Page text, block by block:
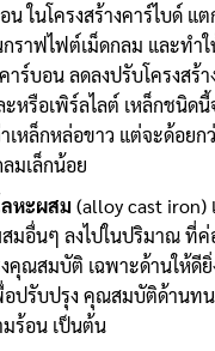
น ในโครงสร้างคาร์ไบด์ แ
ราฟไฟต์เม็ดกลม และทำ
ร์บอน ลดลงปรับโครงสร้า
ะหรือเพิร์ลไลต์ เหล็กชนิด
เหล็กหล่อขาว แต่จะด้อยก
มเล็กน้อย
หะผสม (alloy cast iron)
มอื่นๆ ลงไปในปริมาณ ที่ค่
คุณสมบัติ เฉพาะด้านให้ดี
อปรับปรุง คุณสมบัติด้านทน
ร้อน เป็นต้น